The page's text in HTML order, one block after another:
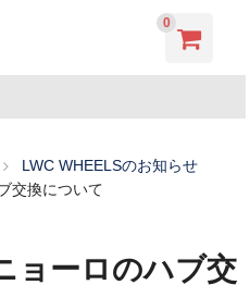
0
LWC WHEELSのお知らせ
交換について
ョーロのハブ交